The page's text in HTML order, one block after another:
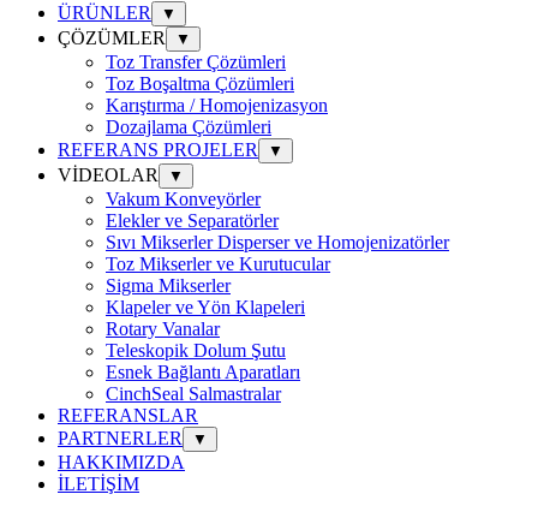
ÜRÜNLER ▼
ÇÖZÜMLER ▼
Toz Transfer Çözümleri
Toz Boşaltma Çözümleri
Karıştırma / Homojenizasyon
Dozajlama Çözümleri
REFERANS PROJELER
▼
VİDEOLAR ▼
Vakum Konveyörler
Elekler ve Separatörler
Sıvı Mikserler Disperser ve Homojenizatörler
Toz Mikserler ve Kurutucular
Sigma Mikserler
Klapeler ve Yön Klapeleri
Rotary Vanalar
Teleskopik Dolum Şutu
Esnek Bağlantı Aparatları
CinchSeal Salmastralar
REFERANSLAR
PARTNERLER
▼
HAKKIMIZDA
İLETİŞİM